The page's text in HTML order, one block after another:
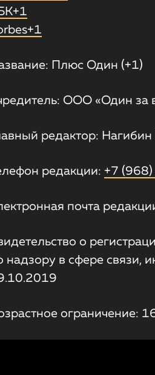
Плюс Один (+1)
ООО «Один за
редактор:
редакции: +7
почта
о
надзору в сфере связи,
ограничение: